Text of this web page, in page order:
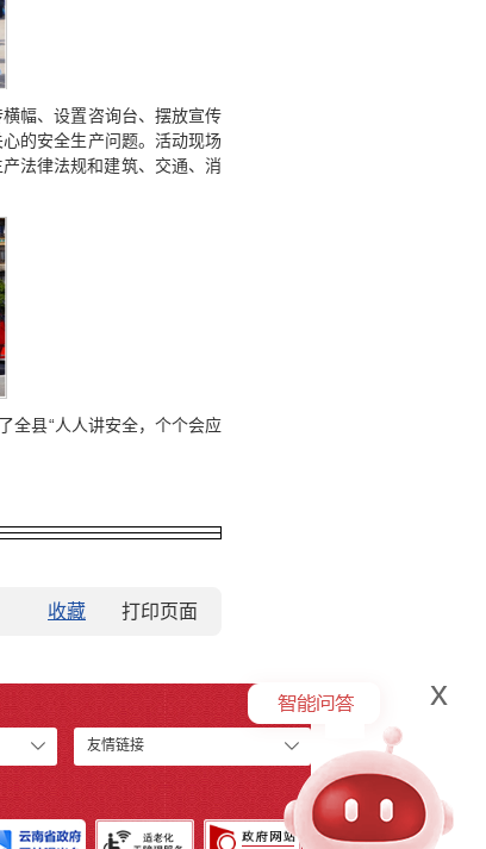
幅、设置咨询台、摆放宣传
的安全生产问题。活动现场
法律法规和建筑、交通、消
全县“人人讲安全，个个会应
收藏
友情链接
x